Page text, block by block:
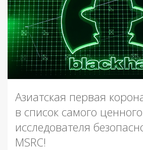
Азиатская первая
в список самого ценного
исследователя
MSRC!